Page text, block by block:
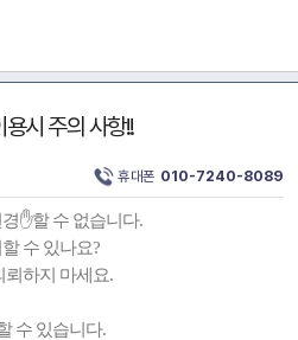
시 주의 사항!!
휴대폰 010-7240-8089
✋️할 수 없습니다.
수 있나요?
하지 마세요.
수 있습니다.